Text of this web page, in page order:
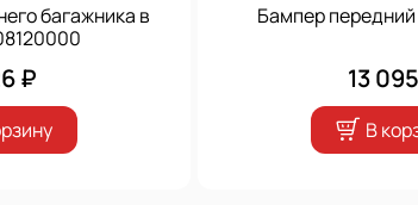
багажника в
₽
Бампер передний
13
В